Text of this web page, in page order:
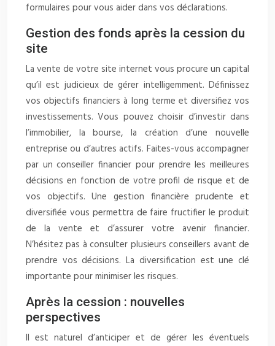
formulaires pour vous aider dans vos déclarations.
Gestion des fonds après la cession du
site
La vente de votre site internet vous procure un capital
qu’il est judicieux de gérer intelligemment. Définissez
vos objectifs financiers à long terme et diversifiez vos
investissements. Vous pouvez choisir d’investir dans
l’immobilier, la bourse, la création d’une nouvelle
entreprise ou d’autres actifs. Faites-vous accompagner
par un conseiller financier pour prendre les meilleures
décisions en fonction de votre profil de risque et de
vos objectifs. Une gestion financière prudente et
diversifiée vous permettra de faire fructifier le produit
de la vente et d’assurer votre avenir financier.
N’hésitez pas à consulter plusieurs conseillers avant de
prendre vos décisions. La diversification est une clé
importante pour minimiser les risques.
Après la cession : nouvelles
perspectives
Il est naturel d’anticiper et de gérer les éventuels